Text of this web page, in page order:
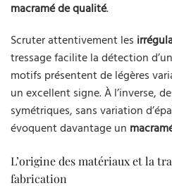
macramé de qualité.
Scruter attentivement les
tressage facilite la détection d’un
motifs présentent de légères
un excellent signe. À l’inverse,
symétriques, sans variation
évoquent davantage un
L’origine des matériaux et la
fabrication